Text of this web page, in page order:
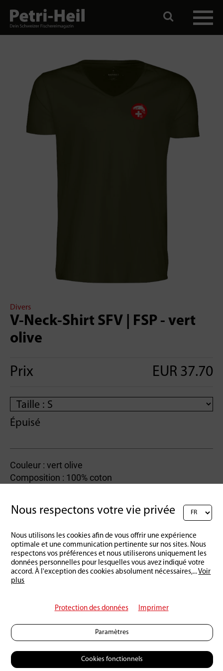
Divers
V-Neck-Shirt SFV | FSP - vert
olive
Prix EUR 37.70
Épuisé
Couleur : vert olive
Composition : 100% coton
Retour à l'aperçu
Nous respectons votre vie privée
Nous utilisons les cookies afin de vous offrir une expérience
optimale et une communication pertinente sur nos sites. Nous
respectons vos préférences et nous utiliserons uniquement les
données personnelles pour lesquelles vous avez indiqué votre
accord. À l'exception des cookies absolument nécessaires,...Voir
plus
Protection des données Imprimer
Paramètres
Cookies fonctionnels